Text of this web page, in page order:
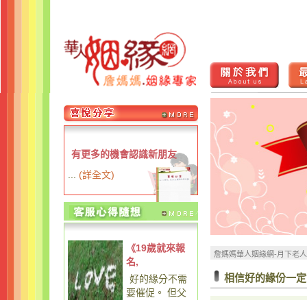
有更多的機會認識新朋友
(詳全文)
《19歲就來報
名,
好的緣分不需
要催促。 但父
詹媽媽華人姻緣網-月下老
相信好的緣份一